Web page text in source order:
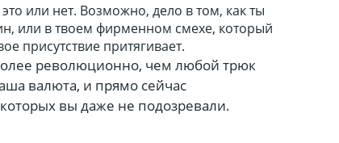
или нет. Возможно, дело в том, как ты
или в твоем фирменном смехе, который
присутствие притягивает.
революционно, чем любой трюк
валюта, и прямо сейчас
вы даже не подозревали.